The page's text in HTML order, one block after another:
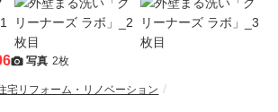
写真 2枚
宅リフォーム・リノベーション